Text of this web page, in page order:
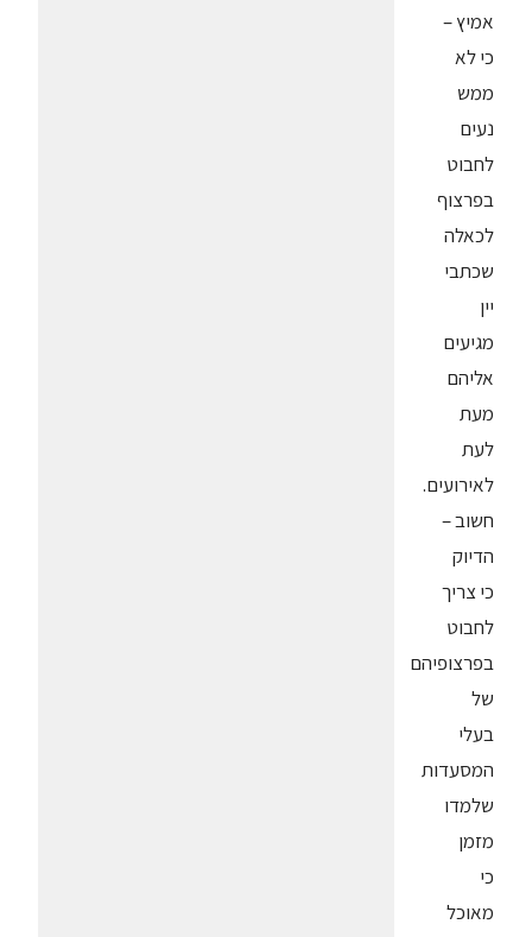
אמיץ –
כי לא
ממש
נעים
לחבוט
בפרצוף
לכאלה
שכתבי
יין
מגיעים
אליהם
מעת
לעת
לאירועים.
חשוב –
הדיוק
כי צריך
לחבוט
בפרצופיהם
של
בעלי
המסעדות
שלמדו
מזמן
כי
מאוכל